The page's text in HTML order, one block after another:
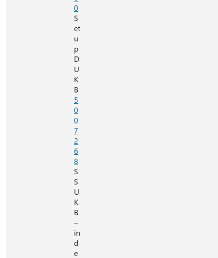
0
S
et
u
p
D
U
K
B
5
0
0
7
2
6
8
S
S
U
K
B
–
in
d
e